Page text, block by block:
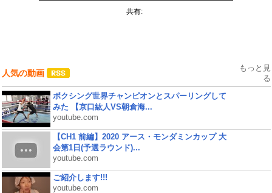
共有:
人気の動画
もっと見
る
ボクシング世界チャンピオンとスパーリングして
みた 【京口紘人VS朝倉海...
youtube.com
【CH1 前編】2020 アース・モンダミンカップ 大
会第1日(予選ラウンド)...
youtube.com
ご紹介します!!!
youtube.com